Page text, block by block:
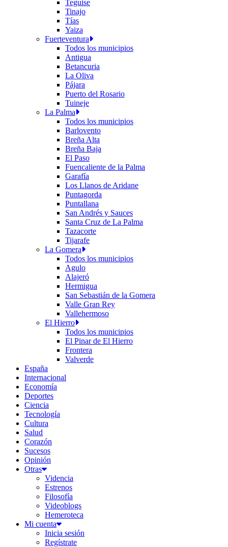
Teguise
Tinajo
Tías
Yaiza
Fuerteventura
Todos los municipios
Antigua
Betancuria
La Oliva
Pájara
Puerto del Rosario
Tuineje
La Palma
Todos los municipios
Barlovento
Breña Alta
Breña Baja
El Paso
Fuencaliente de la Palma
Garafía
Los Llanos de Aridane
Puntagorda
Puntallana
San Andrés y Sauces
Santa Cruz de La Palma
Tazacorte
Tijarafe
La Gomera
Todos los municipios
Agulo
Alajeró
Hermigua
San Sebastián de la Gomera
Valle Gran Rey
Vallehermoso
El Hierro
Todos los municipios
El Pinar de El Hierro
Frontera
Valverde
España
Internacional
Economía
Deportes
Ciencia
Tecnología
Cultura
Salud
Corazón
Sucesos
Opinión
Otras
Videncia
Estrenos
Filosofía
Videoblogs
Hemeroteca
Mi cuenta
Inicia sesión
Regístrate